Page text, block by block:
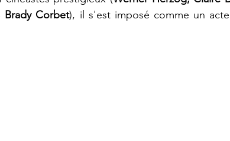
Brady Corbet), il s'est imposé comme un